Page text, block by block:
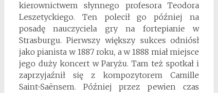
kierownictwem słynnego profesora Teodora
Leszetyckiego. Ten polecił go później na
posadę nauczyciela gry na fortepianie w
Strasburgu. Pierwszy większy sukces odniósł
jako pianista w 1887 roku, a w 1888 miał miejsce
jego duży koncert w Paryżu. Tam też spotkał i
zaprzyjaźnił się z kompozytorem Camille
Saint-Saënsem. Później przez pewien czas